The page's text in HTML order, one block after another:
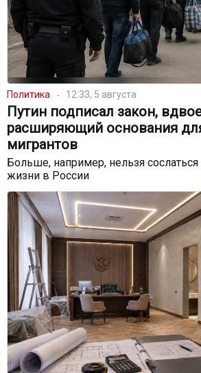
Политика 12:33, 5 августа
Путин подписал закон,
расширяющий основания
мигрантов
Больше, например, нельзя
жизни в России